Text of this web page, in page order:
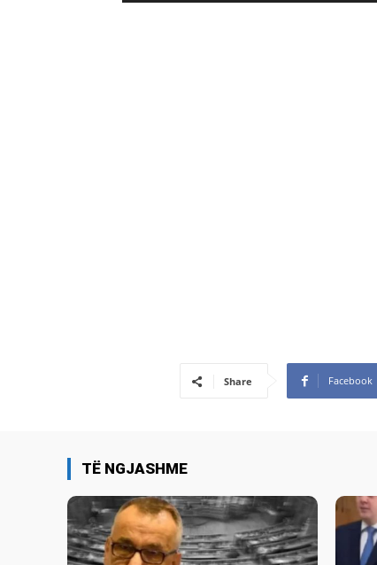
Share Facebook
TË NGJASHME